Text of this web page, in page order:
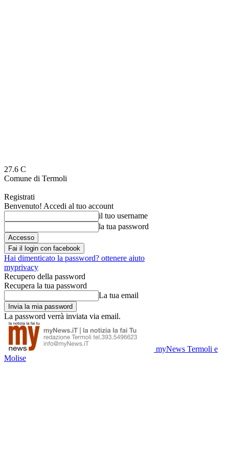
27.6 C
Comune di Termoli
Registrati
Benvenuto! Accedi al tuo account
il tuo username
la tua password
Fai il login con facebook
Hai dimenticato la password? ottenere aiuto
myprivacy
Recupero della password
Recupera la tua password
La tua email
La password verrà inviata via email.
myNews Termoli e
Molise